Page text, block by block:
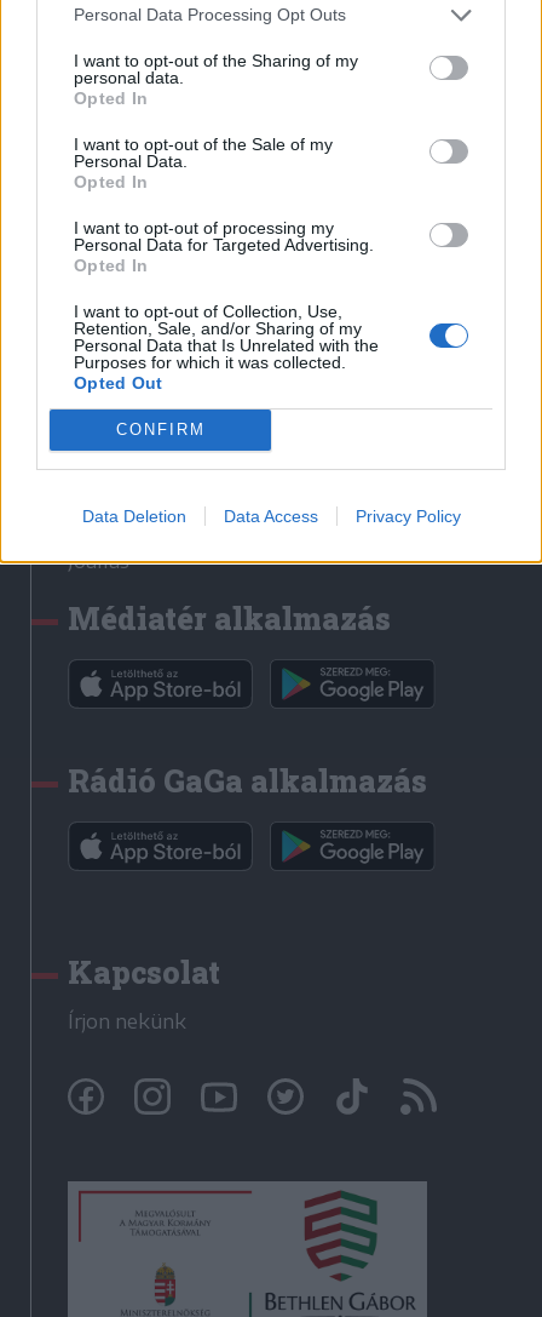
Personal Data Processing Opt Outs
I want to opt-out of the Sharing of my
personal data.
Opted In
I want to opt-out of the Sale of my
Personal Data.
Opted In
I want to opt-out of processing my
Personal Data for Targeted Advertising.
Opted In
I want to opt-out of Collection, Use,
Retention, Sale, and/or Sharing of my
Personal Data that Is Unrelated with the
Purposes for which it was collected.
Opted Out
CONFIRM
Data Deletion Data Access Privacy Policy
Székely Hírmondó archívuma
Sütibeállítások
Médiatér
Liget
Krónika
Bihari Napló
Erdélyi Napló
Főtér
Rádió GaGa
Jóállás
Médiatér alkalmazás
Rádió GaGa alkalmazás
Kapcsolat
Írjon nekünk